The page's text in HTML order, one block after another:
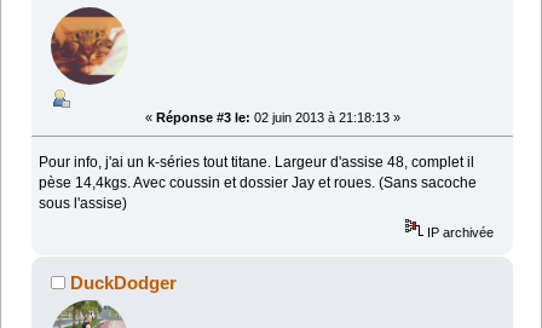
« Réponse #3 le: 02 juin 2013 à 21:18:13 »
Pour info, j'ai un k-séries tout titane. Largeur d'assise 48, complet il
pèse 14,4kgs. Avec coussin et dossier Jay et roues. (Sans sacoche
sous l'assise)
IP archivée
DuckDodger